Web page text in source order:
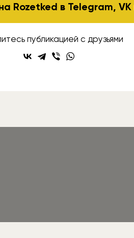
Rozetked в Telegram,VK
публикацией с друзьями